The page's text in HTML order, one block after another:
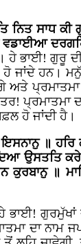
ਸਾਧ ਕੀ
ਹੇ ਭਾਈ! ਗੁਰੂ
ਜਾਂਦੇ ਹਨ।
ਅਤੇ
ਪ੍ਰਮਾਤਮਾ
ਹੋ ਜਾਂਦੀ ਹੈ।
॥
ਉਸਤਤਿ
॥
ਗੁਰਮੁੱਖਾਂ
ਦਾ ਨਾਮ